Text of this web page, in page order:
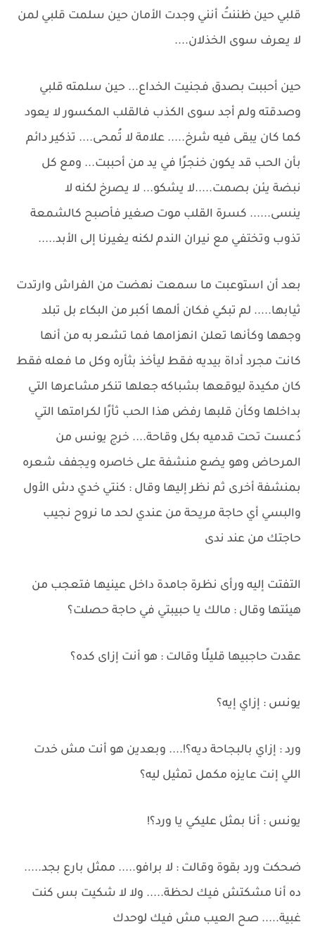
قلبي حين ظننتُ أنني وجدت الأمان حين سلمت قلبي لمن
لا يعرف سوى الخذلان....
حين أحببت بصدق فجنيت الخداع... حين سلمته قلبي
وصدقته ولم أجد سوى الكذب فالقلب المكسور لا يعود
كما كان يبقى فيه شرخ..... علامة لا تُمحى.... تذكير دائم
بأن الحب قد يكون خنجرًا في يد من أحببت... ومع كل
نبضة يئن بصمت.....لا يشكو... لا يصرخ لكنه لا
ينسى...... كسرة القلب موت صغير فأصبح كالشمعة
تذوب وتختفي مع نيران الندم لكنه يغيرنا إلى الأبد.....
بعد أن استوعبت ما سمعت نهضت من الفراش وارتدت
ثيابها..... لم تبكي فكان ألمها أكبر من البكاء بل تبلد
وجهها وكأنها تعلن انهزامها فما تشعر به من أنها
كانت مجرد أداة بيديه فقط ليأخذ بثأره وكل ما فعله فقط
كان مكيدة ليوقعها بشباكه جعلها تنكر مشاعرها التي
بداخلها وكأن قلبها رفض هذا الحب ثأرًا لكرامتها التي
دُعست تحت قدميه بكل وقاحة.... خرج يونس من
المرحاض وهو يضع منشفة على خاصره ويجفف شعره
بمنشفة أخرى ثم نظر إليها وقال : كنتي خدي دش الأول
والبسي أي حاجة مريحة من عندي لحد ما نروح نجيب
حاجتك من عند ندى
التفتت إليه ورأى نظرة جامدة داخل عينيها فتعجب من
هيئتها وقال : مالك يا حبيبتي في حاجة حصلت؟
عقدت حاجبيها قليلًا وقالت : هو أنت إزاى كده؟
يونس : إزاي إيه؟
ورد : إزاي بالبجاحة ديه؟!.... وبعدين هو أنت مش خدت
اللي إنت عايزه مكمل تمثيل ليه؟
يونس : أنا بمثل عليكي يا ورد؟!
ضحكت ورد بقوة وقالت : لا برافو..... ممثل بارع بجد.....
ده أنا مشكتش فيك لحظة..... ولا لا شكيت بس كنت
غبية..... صح العيب مش فيك لوحدك